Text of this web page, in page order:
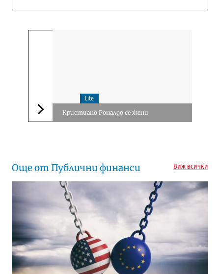
Следваща новина
Lite
Кристиано Роналдо се жени
Още от Публични финанси Виж всички